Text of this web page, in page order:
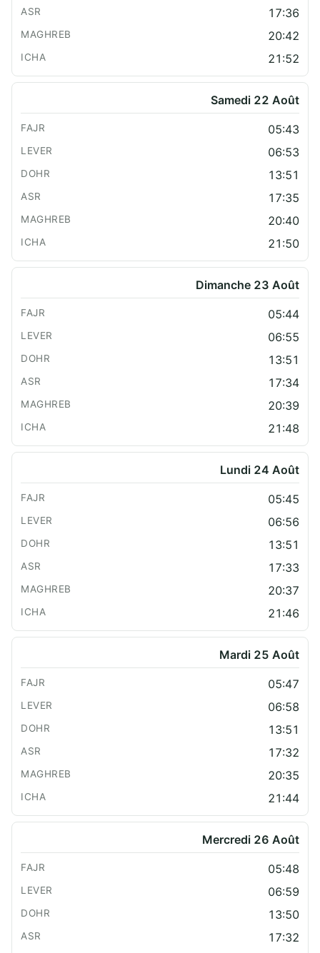
17:36
20:42
21:52
Samedi 22 Août
05:43
06:53
13:51
17:35
20:40
21:50
Dimanche 23 Août
05:44
06:55
13:51
17:34
20:39
21:48
Lundi 24 Août
05:45
06:56
13:51
17:33
20:37
21:46
Mardi 25 Août
05:47
06:58
13:51
17:32
20:35
21:44
Mercredi 26 Août
05:48
06:59
13:50
17:32